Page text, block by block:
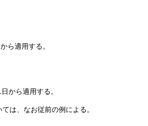
ら適用する。
から適用する。
は、なお従前の例による。